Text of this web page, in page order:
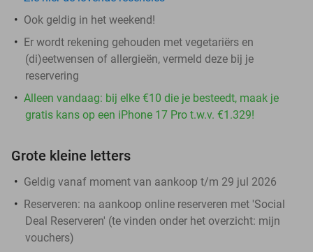
Ook geldig in het weekend!
Er wordt rekening gehouden met vegetariërs en
(di)eetwensen of allergieën, vermeld deze bij je
reservering
Alleen vandaag: bij elke €10 die je besteedt, maak je
gratis kans op een iPhone 17 Pro t.w.v. €1.329!
Grote kleine letters
Geldig vanaf moment van aankoop t/m 29 jul 2026
Reserveren: na aankoop online reserveren met 'Social
Deal Reserveren' (te vinden onder het overzicht: mijn
vouchers)